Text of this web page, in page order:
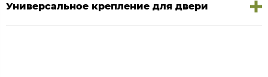
Универсальное крепление для двери